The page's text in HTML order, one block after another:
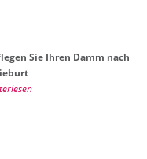
Sie Ihren Damm nach